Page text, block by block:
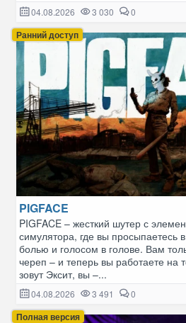
04.08.2026 3 030 0
Ранний доступ
PIGFACE
PIGFACE – жесткий шутер с
симулятора, где вы просыпаетесь
болью и голосом в голове. Вам
череп – и теперь вы работаете на
зовут Эксит, вы –...
04.08.2026 3 491 0
Полная версия